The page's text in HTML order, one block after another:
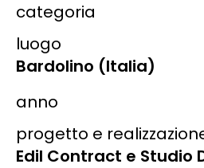
categoria
luogo
Bardolino (Italia)
anno
progetto e
Edil Contract e Studio